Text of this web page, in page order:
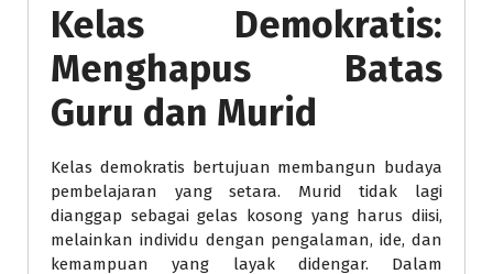
Kelas Demokratis:
Menghapus Batas
Guru dan Murid
Kelas demokratis bertujuan membangun budaya
pembelajaran yang setara. Murid tidak lagi
dianggap sebagai gelas kosong yang harus diisi,
melainkan individu dengan pengalaman, ide, dan
kemampuan yang layak didengar. Dalam